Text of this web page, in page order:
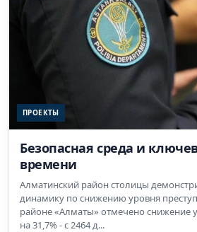
ПРОЕКТЫ
Безопасная среда и
времени
Алматинский район столицы
динамику по снижению уровня
районе «Алматы» отмечено снижение
на 31,7% - с 2464 д...